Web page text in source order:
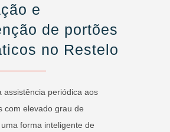
e
de portões
no Restelo
assistência periódica aos
com elevado grau de
forma inteligente de